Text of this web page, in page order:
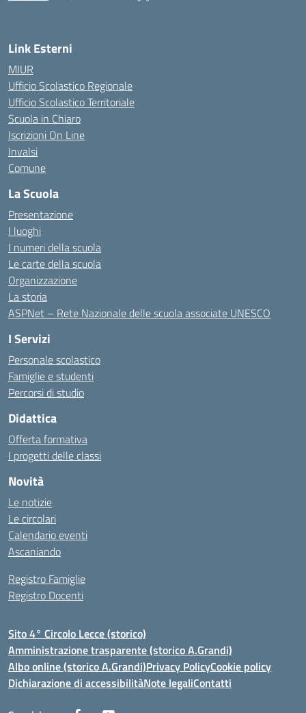
Link Esterni
MIUR
Ufficio Scolastico Regionale
Ufficio Scolastico Territoriale
Scuola in Chiaro
Iscrizioni On Line
Invalsi
Comune
La Scuola
Presentazione
I luoghi
I numeri della scuola
Le carte della scuola
Organizzazione
La storia
ASPNet – Rete Nazionale delle scuola associate UNESCO
I Servizi
Personale scolastico
Famiglie e studenti
Percorsi di studio
Didattica
Offerta formativa
I progetti delle classi
Novità
Le notizie
Le circolari
Calendario eventi
Ascaniando
Registro Famiglie
Registro Docenti
Sito 4° Circolo Lecce (storico)
Amministrazione trasparente (storico A.Grandi)
Albo online (storico A.Grandi)Privacy PolicyCookie policy
Dichiarazione di accessibilitàNote legaliContatti